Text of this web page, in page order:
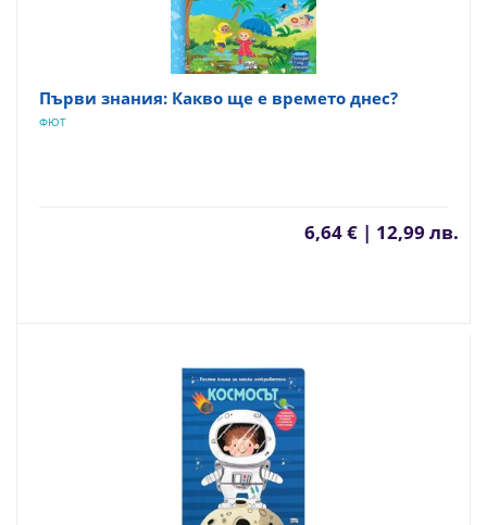
Първи знания: Какво ще е времето днес?
ФЮТ
6,64 € | 12,99 лв.